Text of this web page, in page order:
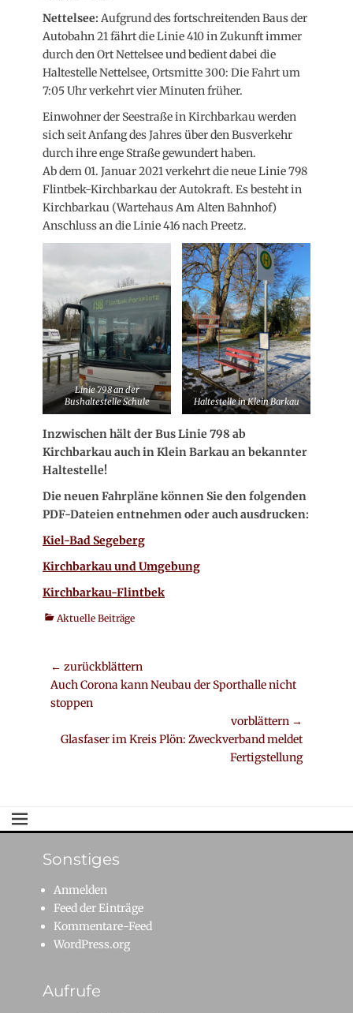
Nettelsee: Aufgrund des fortschreitenden Baus der
Autobahn 21 fährt die Linie 410 in Zukunft immer
durch den Ort Nettelsee und bedient dabei die
Haltestelle Nettelsee, Ortsmitte 300: Die Fahrt um
7:05 Uhr verkehrt vier Minuten früher.
Einwohner der Seestraße in Kirchbarkau werden
sich seit Anfang des Jahres über den Busverkehr
durch ihre enge Straße gewundert haben.
Ab dem 01. Januar 2021 verkehrt die neue Linie 798
Flintbek-Kirchbarkau der Autokraft. Es besteht in
Kirchbarkau (Wartehaus Am Alten Bahnhof)
Anschluss an die Linie 416 nach Preetz.
Linie 798 an der
Bushaltestelle Schule
Haltestelle in Klein Barkau
Inzwischen hält der Bus Linie 798 ab
Kirchbarkau auch in Klein Barkau an bekannter
Haltestelle!
Die neuen Fahrpläne können Sie den folgenden
PDF-Dateien entnehmen oder auch ausdrucken:
Kiel-Bad Segeberg
Kirchbarkau und Umgebung
Kirchbarkau-Flintbek
Kategorien
Aktuelle Beiträge
Beitrags-
Navigation
← zurückblättern
Vorheriger
Beitrag:
Auch Corona kann Neubau der Sporthalle nicht
stoppen
vorblättern →
Nächster
Glasfaser im Kreis Plön: Zweckverband meldet
Fertigstellung
Sonstiges
Anmelden
Feed der Einträge
Kommentare-Feed
WordPress.org
Aufrufe